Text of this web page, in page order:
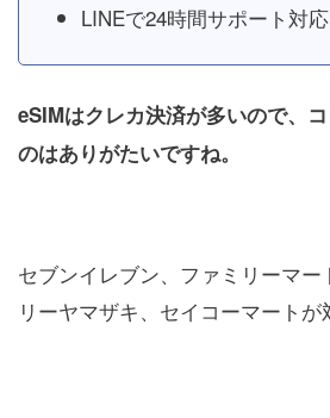
LINEで24時間サポート対応
eSIMはクレカ決済が多いので、
のはありがたいですね。
セブンイレブン、ファミリーマー
リーヤマザキ、セイコーマートが